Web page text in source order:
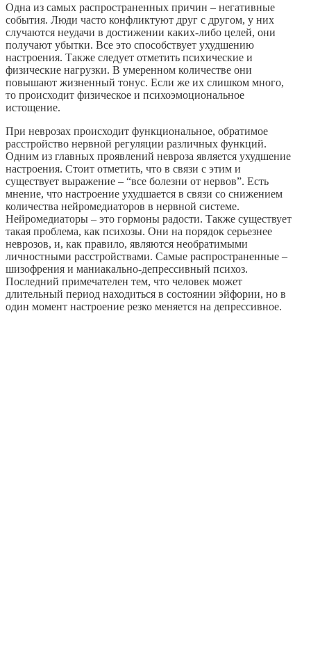
Одна из самых распространенных причин – негативные
события. Люди часто конфликтуют друг с другом, у них
случаются неудачи в достижении каких-либо целей, они
получают убытки. Все это способствует ухудшению
настроения. Также следует отметить психические и
физические нагрузки. В умеренном количестве они
повышают жизненный тонус. Если же их слишком много,
то происходит физическое и психоэмоциональное
истощение.
При неврозах происходит функциональное, обратимое
расстройство нервной регуляции различных функций.
Одним из главных проявлений невроза является ухудшение
настроения. Стоит отметить, что в связи с этим и
существует выражение – “все болезни от нервов”. Есть
мнение, что настроение ухудшается в связи со снижением
количества нейромедиаторов в нервной системе.
Нейромедиаторы – это гормоны радости. Также существует
такая проблема, как психозы. Они на порядок серьезнее
неврозов, и, как правило, являются необратимыми
личностными расстройствами. Самые распространенные –
шизофрения и маниакально-депрессивный психоз.
Последний примечателен тем, что человек может
длительный период находиться в состоянии эйфории, но в
один момент настроение резко меняется на депрессивное.